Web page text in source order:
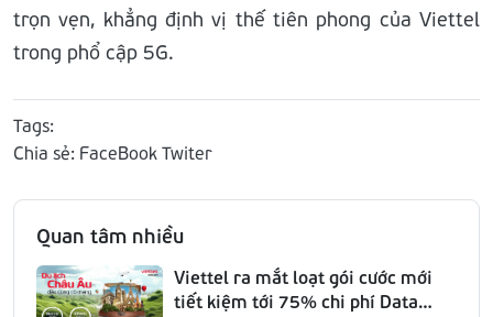
trọn vẹn, khẳng định vị thế tiên phong của Viettel
trong phổ cập 5G.
Tags:
Chia sẻ: FaceBook Twiter
Quan tâm nhiều
Viettel ra mắt loạt gói cước mới
tiết kiệm tới 75% chi phí Data